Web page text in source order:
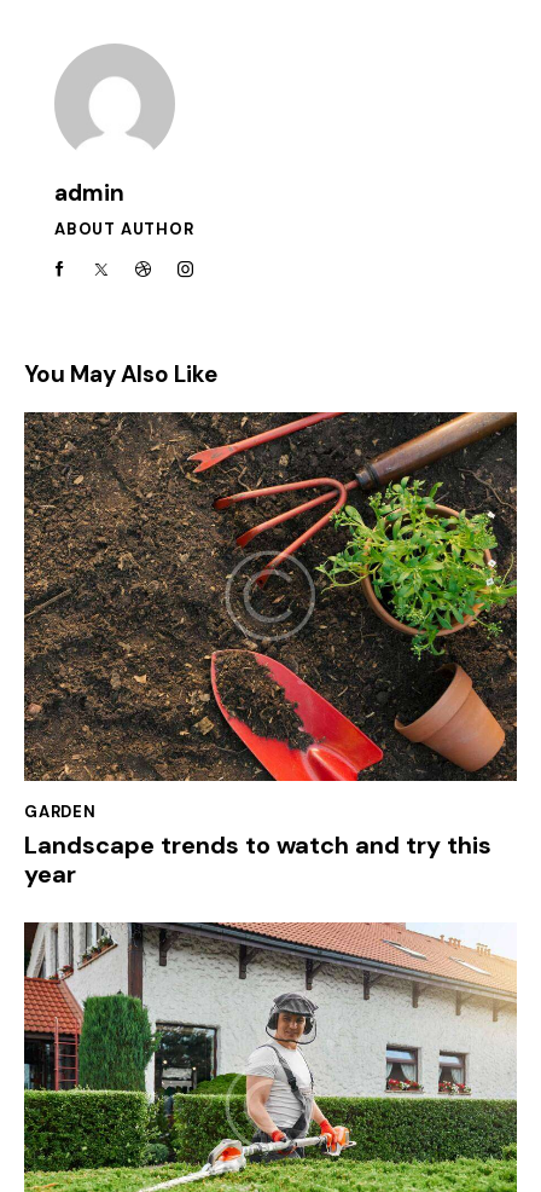
admin
ABOUT AUTHOR
You May Also Like
GARDEN
Landscape trends to watch and try this
year